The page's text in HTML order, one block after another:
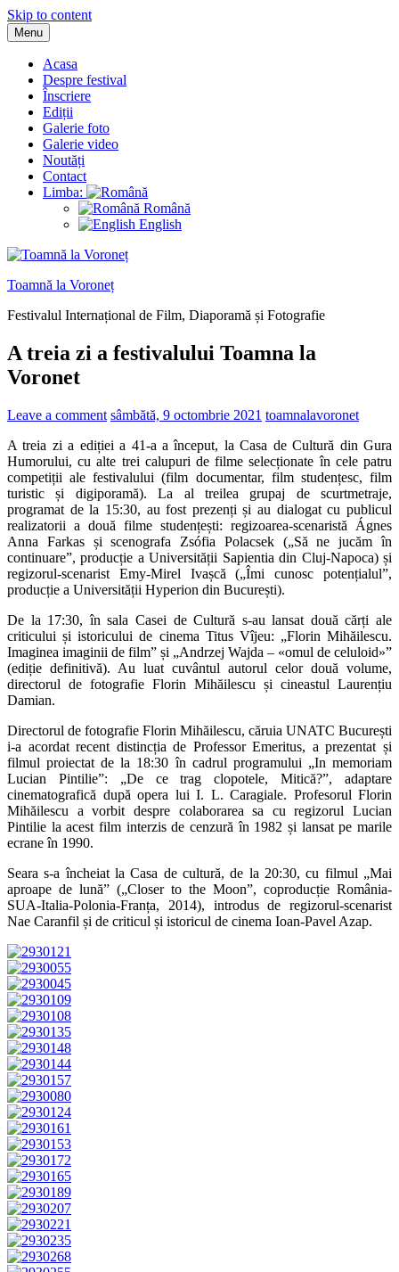
Skip to content
Menu
Acasa
Despre festival
Înscriere
Ediții
Galerie foto
Galerie video
Noutăți
Contact
Limba:
Română
English
Toamnă la Voroneț
Festivalul Internațional de Film, Diaporamă și Fotografie
A treia zi a festivalului Toamna la
Voronet
Leave a comment sâmbătă, 9 octombrie 2021 toamnalavoronet
A treia zi a ediției a 41-a a început, la Casa de Cultură din Gura
Humorului, cu alte trei calupuri de filme selecționate în cele patru
competiții ale festivalului (film documentar, film studențesc, film
turistic și digiporamă). La al treilea grupaj de scurtmetraje,
programat de la 15:30, au fost prezenți și au dialogat cu publicul
realizatorii a două filme studențești: regizoarea-scenaristă Ágnes
Anna Farkas și scenografa Zsófia Polacsek („Să ne jucăm în
continuare”, producție a Universității Sapientia din Cluj-Napoca) și
regizorul-scenarist Emy-Mirel Ivașcă („Îmi cunosc potențialul”,
producție a Universității Hyperion din București).
De la 17:30, în sala Casei de Cultură s-au lansat două cărți ale
criticului și istoricului de cinema Titus Vîjeu: „Florin Mihăilescu.
Imaginea imaginii de film” și „Andrzej Wajda – «omul de celuloid»”
(ediție definitivă). Au luat cuvântul autorul celor două volume,
directorul de fotografie Florin Mihăilescu și cineastul Laurențiu
Damian.
Directorul de fotografie Florin Mihăilescu, căruia UNATC București
i-a acordat recent distincția de Professor Emeritus, a prezentat și
filmul proiectat de la 18:30 în cadrul programului „In memoriam
Lucian Pintilie”: „De ce trag clopotele, Mitică?”, adaptare
cinematografică după opera lui I. L. Caragiale. Profesorul Florin
Mihăilescu a vorbit despre colaborarea sa cu regizorul Lucian
Pintilie la acest film interzis de cenzură în 1982 și lansat pe marile
ecrane în 1990.
Seara s-a încheiat la Casa de cultură, de la 20:30, cu filmul „Mai
aproape de lună” („Closer to the Moon”, coproducție România-
SUA-Italia-Polonia-Franța, 2014), introdus de regizorul-scenarist
Nae Caranfil și de criticul și istoricul de cinema Ioan-Pavel Azap.